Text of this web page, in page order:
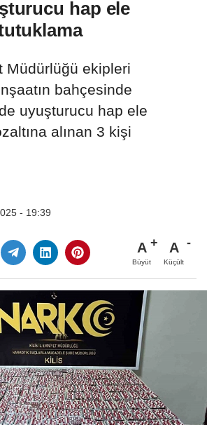
hap ele
Müdürlüğü ekipleri
bahçesinde
uyuşturucu hap ele
alınan 3 kişi
- 19:39
A
Büyüt
A
Küçült